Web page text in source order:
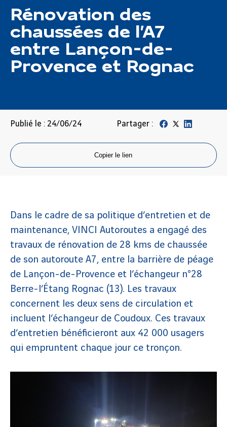
Rénovation des
chaussées de l’A7
entre Lançon-de-
Provence et Rognac
Publié le : 24/06/24 Partager :
Copier le lien
Dans le cadre de sa politique d’entretien et de
maintenance, VINCI Autoroutes a engagé des
travaux de rénovation de 28 kms de chaussée
de son autoroute A7, entre la barrière de péage
de Lançon-de-Provence et l’échangeur n°28
Berre-l’Étang Rognac (13). Les travaux
concernent les deux sens de circulation et
incluent l’échangeur de Coudoux. Ces travaux
d’entretien bénéficieront aux 42 000 usagers
qui empruntent chaque jour ce tronçon.